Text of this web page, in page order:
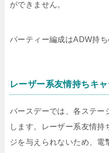
ができません。
パーティー編成はADW持
レーザー系友情持ちキ
バースデーでは、各ステー
します。レーザー系友情持
ジを与えられないため、電